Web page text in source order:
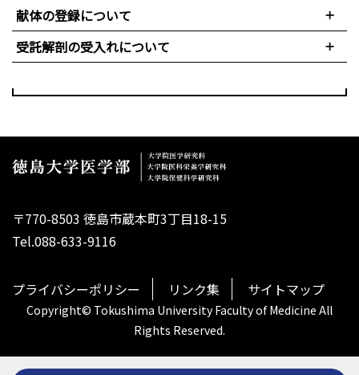
献体の登録について
受託解剖の受入れについて
〒770-8503 徳島市蔵本町3丁目18-15
Tel.088-633-9116
プライバシーポリシー リンク集 サイトマップ
Copyright© Tokushima University Faculty of Medicine All
Rights Reserved.